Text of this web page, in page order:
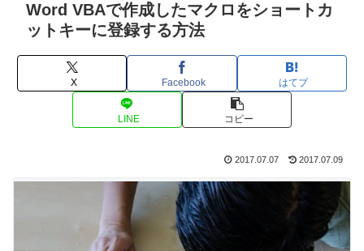
Word VBAで作成したマクロをショートカ
ットキーに登録する方法
X Facebook はてブ
LINE コピー
2017.07.07 2017.07.09